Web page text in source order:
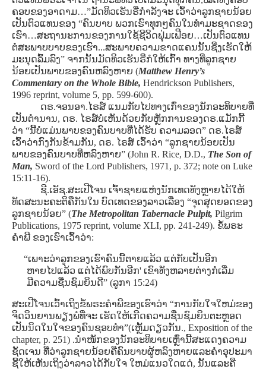
ຄອບຂອງອາດາມ…”ມັດທິວເຮັນຣີ່ກໍາລັງຈະ ເວົ້າວ່າລູກຊາຍນ້ອຍ
ເປັນຕົວແທນຂອງ “ຄົນບາບ ພວກເຮົາທຸກໆຄົນໃນທໍາມະຊາດຂອງ
ເຮົາ…ສະຖານະການຂອງການໃຊ້ຊີວິດຟຸ່ມເຟືອຍ…ເປັນຕົວແທນ
ຕໍ່ສະພາບບາບຂອງເຮົາ...ສະພາບຄວາມຂາດແຄນນັ້ນຊື່ງເຮັດໃຫ້
ມະນຸດລົ້ມລົງ” ຈາກນັ້ນມັດທິວເຮັນຣີ່ກໍໃຫ້ເກົ້າ ທາງທີ່ລູກຊາຍ
ນ້ອຍເປັນພາບຂອງຄົນຫລົງຫາຍ (Matthew Henry’s
Commentary on the Whole Bible, Hendrickson Publishers,
1996 reprint, volume 5, pp. 599-600).
ດຣ.ຈອນອາ.ໄຣສ໌ ແນມກັບໄປທາງເກົ່າຂອງນັກອະທິບາຍທີ່
ເປັນຕໍານານ, ດຣ. ໄຣສ໌ບໍ່ເຫັນດ້ວຍກັບຫຼັກການຂອງດຣ.ແມັກກີ້
ວ່າ “ນີ້ບໍ່ແມ່ນພາບຂອງຄົນບາບທີ່ໄດ້ຮັບ ຄວາມລອດ” ດຣ.ໄຣສ໌
ເວົ້າວ່າກົງກັນຂ້າມກັນ, ດຣ. ໄຣສ໌ ເວົ້າວ່າ “ລູກຊາຍນ້ອຍເປັນ
ພາບຂອງຄົນບາບທີ່ຫລົງຫາຍ” (John R. Rice, D.D., The Son of
Man, Sword of the Lord Publishers, 1971, p. 372; note on Luke
15:11-16).
ຊີ.ເອັຊ.ສະເປີໂຈນ ເຈົ້າຊາຍແຫ່ງນັກເທດທັງຫຼາຍໄດ້ໃຫ້
ທັດສະນະຄະຕິຄືກັນໃນ ບົດເທດຂອງລາວເລື່ອງ “ຈຸດສຸດຍອດຂອງ
ລູກຊາຍນ້ອຍ” (The Metropolitan Tabernacle Pulpit, Pilgrim
Publications, 1975 reprint, volume XLI, pp. 241-249). ຂໍ້ພຣະ
ຄໍາພີ ຂອງເຮົາເວົ້າວ່າ:
“ເພາະວ່າລູກຂອງເຮົາຄົນນີ້ຕາຍແລ້ວ ແຕ່ກັບເປັນອີກ
ຫາຍໄປແລ້ວ ແຕ່ໄດ້ພົບກັນອີກ' ເຂົາທັງຫລາຍຕ່າງກໍເລີ່ມ
ມີຄວາມຊື່ນຊົມຍິນດີ” (ລູກາ 15:24)
ສະເປີໂຈນເວົ້າເຖິງຂໍ້ພຣະຄໍາພີຂອງເຮົາວ່າ “ການກັບໃຈໃຫມ່ຂອງ
ຈິດວິນຍານພຽງພໍທີ່ຈະ ເຮັດໃຫ້ເກີດຄວາມຊື່ນຊົມຍິນຕະຫຼອດ
ເປັນນິດໃນໃຈຂອງຄົນຊອບທໍາ”(ເຫຼັ້ມດຽວກັນ., Exposition of the
chapter, p. 251) .ນໍາໜັກຂອງນັກອະທິບາຍເຫຼົ່ານີ້ສະແດງຄວາມ
ຊັດເຈນ ທີ່ວ່າລູກຊາຍນ້ອຍຄືຄົນບາບຜູ້ຫລົງຫາຍແລະຄໍາອຸປະມາ
ຊີ້ໃຫ້ເຫັນເຖິງວ່າລາວໄດ້ກັບໃຈ ໃຫມ່ແນວໃດແດ່, ນັ້ນແລະຄື